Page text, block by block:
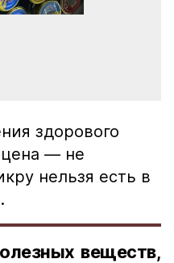
здорового
— не
нельзя есть в
веществ,